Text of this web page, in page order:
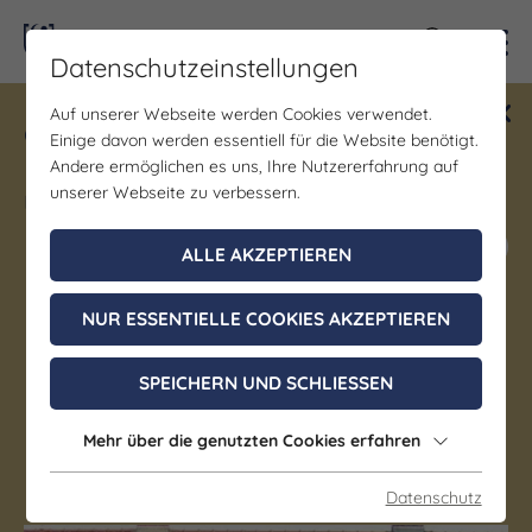
Gewinne ein Blind Date mit Saale-
Unstrut! Teilnahme vom 1.7. - 18.12.
möglich.
Jetzt mitmachen
Ferienwohnung
Tschitschmann
Naumburg (Saale)
Datenschutzeinstellungen
Auf unserer Webseite werden Cookies verwendet.
Einige davon werden essentiell für die Website benötigt.
Andere ermöglichen es uns, Ihre Nutzererfahrung auf
unserer Webseite zu verbessern.
ALLE AKZEPTIEREN
NUR ESSENTIELLE COOKIES AKZEPTIEREN
SPEICHERN UND SCHLIESSEN
Mehr über die genutzten Cookies erfahren
Datenschutz